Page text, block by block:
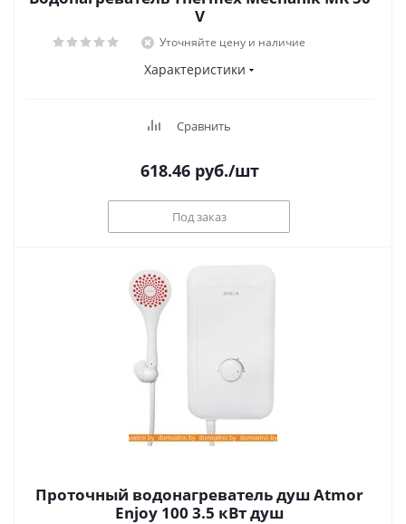
V
Уточняйте цену и наличие
Характеристики
Сравнить
618.46 руб./шт
Под заказ
Проточный водонагреватель душ Atmor
Enjoy 100 3.5 кВт душ